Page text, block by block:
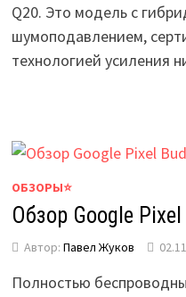
Q20. Это модель с
шумоподавлением,
технологией усиления
ОБЗОРЫ⭐
Обзор Google
Автор: Павел Жуков
Полностью